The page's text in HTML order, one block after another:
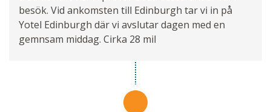
besök. Vid ankomsten till Edinburgh tar vi in på
Yotel Edinburgh där vi avslutar dagen med en
gemnsam middag. Cirka 28 mil